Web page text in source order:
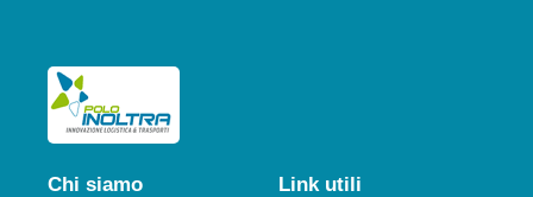
Chi siamo Link utili